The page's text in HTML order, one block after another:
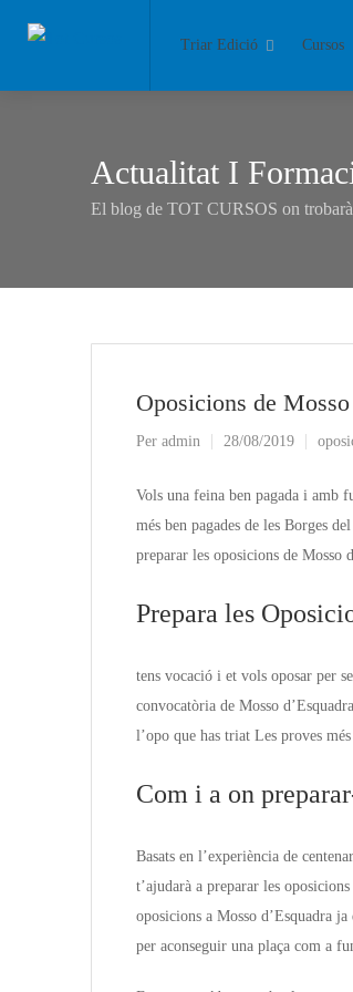
Triar Edició Cursos
Actualitat I
El blog de TOT CURSOS on
Oposicions de
Per admin 28/08/2019
Vols una feina ben pagada i amb
més ben pagades de les Borges
preparar les oposicions de Mosso
Prepara les
tens vocació i et vols oposar per
convocatòria de Mosso
l’opo que has triat Les proves
Com i a on
Basats en l’experiència de
t’ajudarà a preparar les
oposicions a Mosso d’Esquadra
per aconseguir una plaça com a